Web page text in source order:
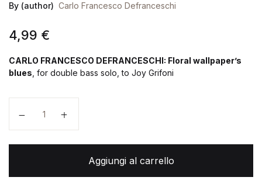
By (author) Carlo Francesco Defranceschi
4,99 €
CARLO FRANCESCO DEFRANCESCHI: Floral wallpaper’s
blues, for double bass solo, to Joy Grifoni
Aggiungi al carrello